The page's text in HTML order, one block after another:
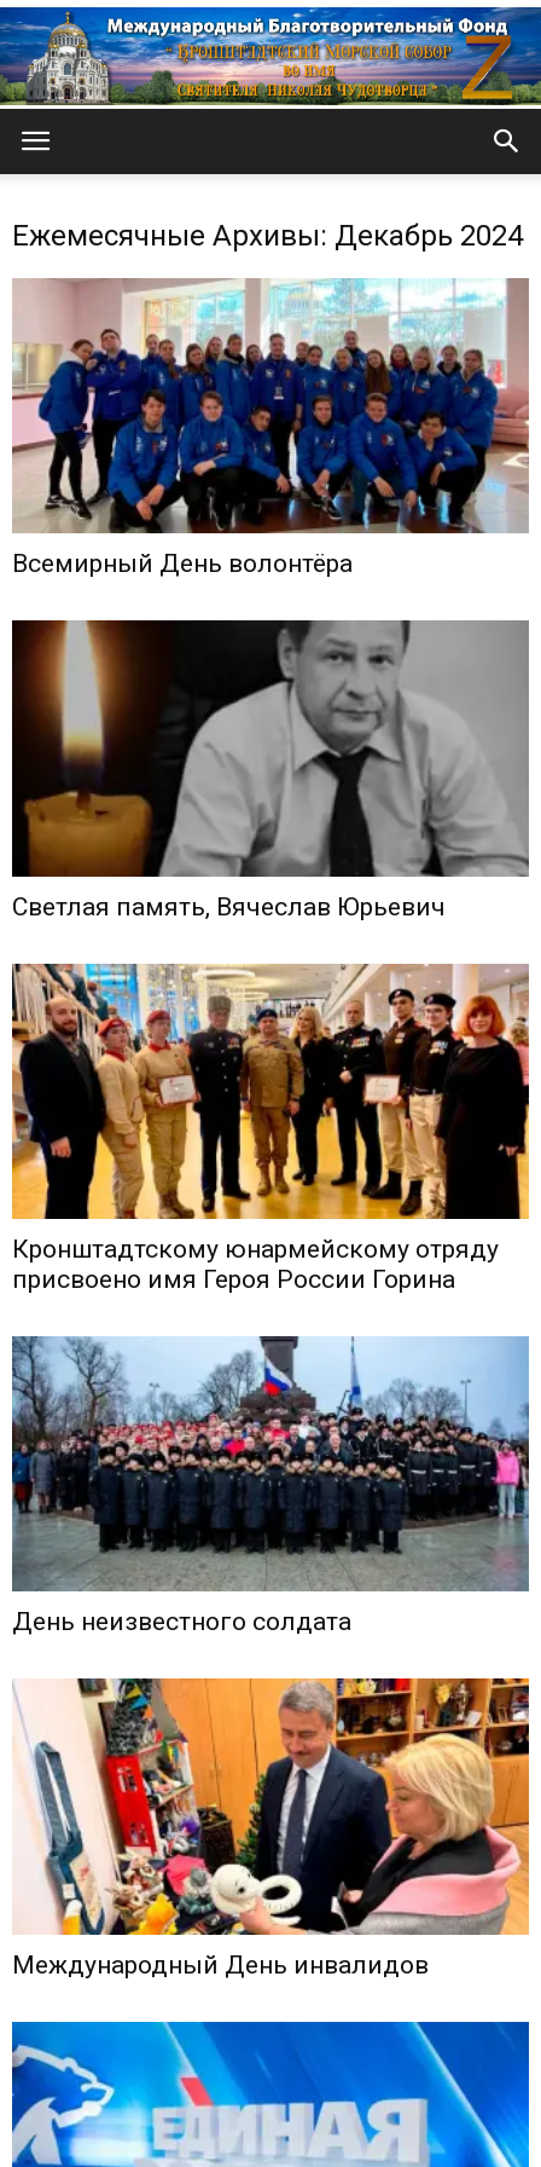
собор
Ежемесячные Архивы: Декабрь 2024
Всемирный День волонтёра
Светлая память, Вячеслав Юрьевич
Кронштадтскому юнармейскому отряду
присвоено имя Героя России Горина
День неизвестного солдата
Международный День инвалидов